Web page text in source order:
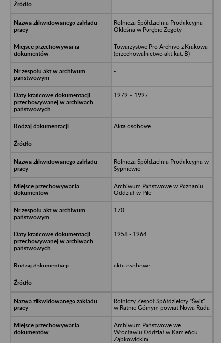
Rolnicza Spółdzielnia Produkcyjna
Okleśna w Porębie Żegoty
Towarzystwo Pro Archivo z Krakowa
(przechowalnictwo akt kat. B)
-
1979 – 1997
Akta osobowe
Rolnicza Spółdzielnia Produkcyjna w
Sypniewie
Archiwum Państwowe w Poznaniu
Oddział w Pile
170
1958 - 1964
akta osobowe
Rolniczy Zespół Spółdzielczy “Świt”
w Ratnie Górnym powiat Nowa Ruda
Archiwum Państwowe we
Wrocławiu Oddział w Kamieńcu
Ząbkowickim